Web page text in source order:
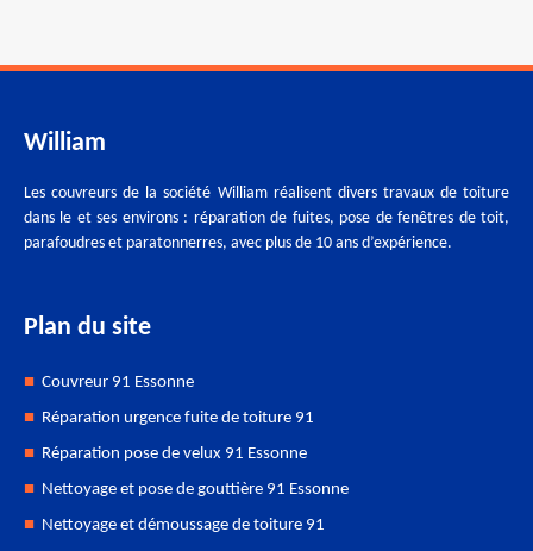
William
Les couvreurs de la société William réalisent divers travaux de toiture
dans le et ses environs : réparation de fuites, pose de fenêtres de toit,
parafoudres et paratonnerres, avec plus de 10 ans d’expérience.
Plan du site
Couvreur 91 Essonne
Réparation urgence fuite de toiture 91
Réparation pose de velux 91 Essonne
Nettoyage et pose de gouttière 91 Essonne
Nettoyage et démoussage de toiture 91